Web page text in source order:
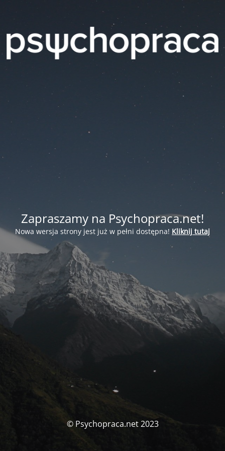
Zapraszamy na Psychopraca.net!
Nowa wersja strony jest już w pełni dostępna! Kliknij tutaj
© Psychopraca.net 2023